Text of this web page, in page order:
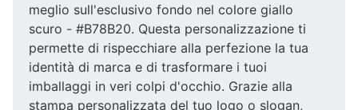
meglio sull'esclusivo fondo nel colore giallo
scuro - #B78B20. Questa personalizzazione ti
permette di rispecchiare alla perfezione la tua
identità di marca e di trasformare i tuoi
imballaggi in veri colpi d'occhio. Grazie alla
stampa personalizzata del tuo logo o slogan,